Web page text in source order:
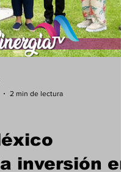
2 min de lectura